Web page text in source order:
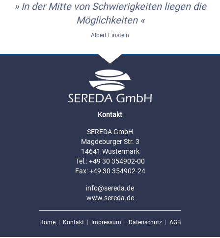
» In der Mitte von Schwierigkeiten liegen die
Möglichkeiten «
Albert Einstein
Kontakt
SEREDA GmbH
Magdeburger Str. 3
14641 Wustermark
Tel.: +49 30 354902-00
Fax: +49 30 354902-24
info@sereda.de
www.sereda.de
Home Kontakt Impressum Datenschutz AGB